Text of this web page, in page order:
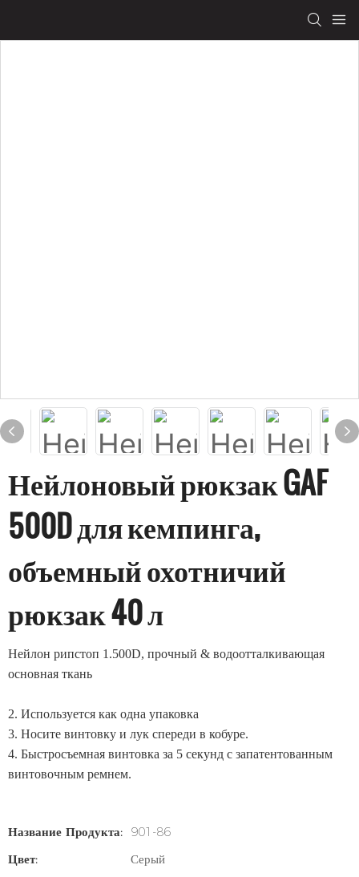
Нейлоновый рюкзак GAF
500D для кемпинга,
объемный охотничий
рюкзак 40 л
Нейлон рипстоп 1.500D, прочный & водоотталкивающая
основная ткань
2. Используется как одна упаковка
3. Носите винтовку и лук спереди в кобуре.
4. Быстросъемная винтовка за 5 секунд с запатентованным
винтовочным ремнем.
Название Продукта: 901-86
Цвет:
Серый